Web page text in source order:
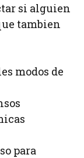
si alguien
tambien
modos de
para